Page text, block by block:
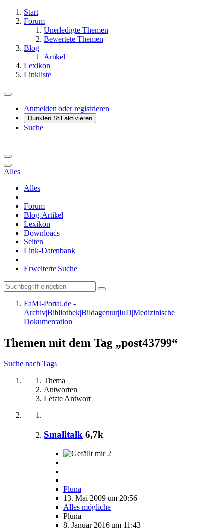
Start
Forum
Unerledigte Themen
Bewertete Themen
Blog
Artikel
Lexikon
Linkliste
Anmelden oder registrieren
Dunklen Stil aktivieren
Suche
Alles
Alles
Forum
Blog-Artikel
Lexikon
Downloads
Seiten
Link-Datenbank
Erweiterte Suche
FaMI-Portal.de -
Archiv|Bibliothek|Bildagentur|IuD|Medizinische
Dokumentation
Themen mit dem Tag „post43799“
Suche nach Tags
Thema
Antworten
Letzte Antwort
Smalltalk 6,7k
2
Pluna
13. Mai 2009 um 20:56
Alles mögliche
Pluna
8. Januar 2016 um 11:43